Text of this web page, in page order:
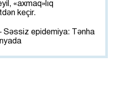
«axmaq»lıq
keçir.
epidemiya: Tənha